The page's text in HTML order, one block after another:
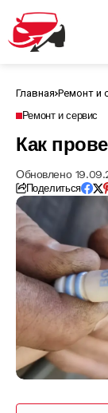
Главная Ремонт и
Ремонт и сервис
Как
Обновлено
Поделиться